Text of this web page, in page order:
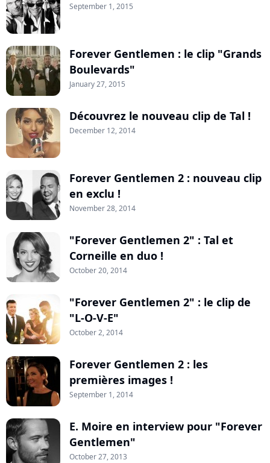
September 1, 2015
Forever Gentlemen : le clip "Grands
Boulevards"
January 27, 2015
Découvrez le nouveau clip de Tal !
December 12, 2014
Forever Gentlemen 2 : nouveau clip
en exclu !
November 28, 2014
"Forever Gentlemen 2" : Tal et
Corneille en duo !
October 20, 2014
"Forever Gentlemen 2" : le clip de
"L-O-V-E"
October 2, 2014
Forever Gentlemen 2 : les
premières images !
September 1, 2014
E. Moire en interview pour "Forever
Gentlemen"
October 27, 2013